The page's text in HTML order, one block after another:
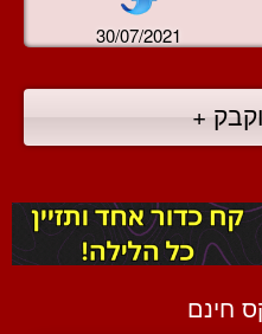
30/07/2021
+
חינם